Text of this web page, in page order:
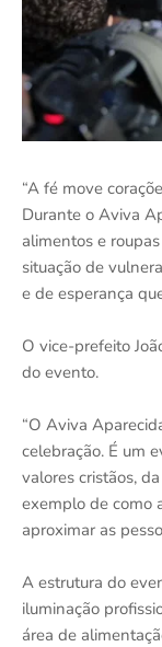
“A fé move
Durante o Aviva
alimentos e
situação de
e de esperança
O vice-prefeito
do evento.
“O Aviva
celebração. É um
valores cristãos,
exemplo de como
aproximar as
A estrutura do
iluminação
área de